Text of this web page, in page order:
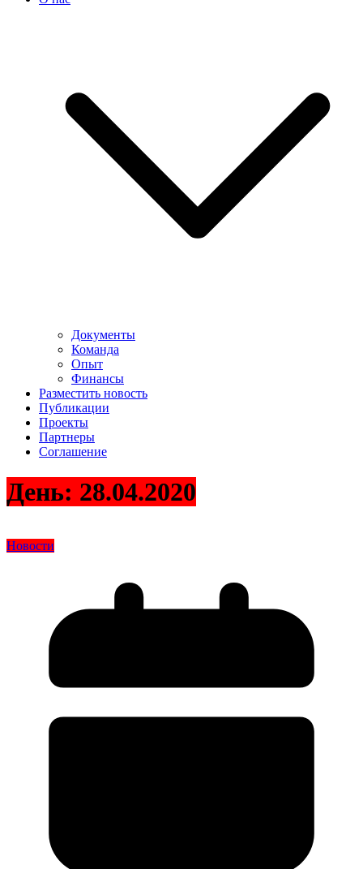
Документы
Команда
Опыт
Финансы
Разместить новость
Публикации
Проекты
Партнеры
Соглашение
День: 28.04.2020
Новости